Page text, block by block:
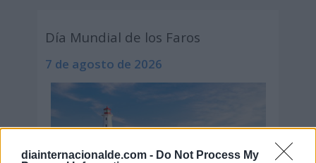
diainternacionalde.com - Do Not Process My
Día Mundial de los Faros
7 de agosto de 2026